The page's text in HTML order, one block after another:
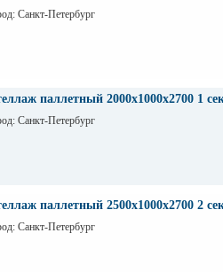
Санкт-Петербург
паллетный 2000х1000х2700 1
Санкт-Петербург
паллетный 2500х1000х2700 2
Санкт-Петербург